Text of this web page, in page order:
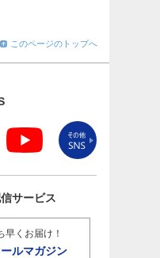
このページのトップへ
サービス
早くお届け！
ルマガジン